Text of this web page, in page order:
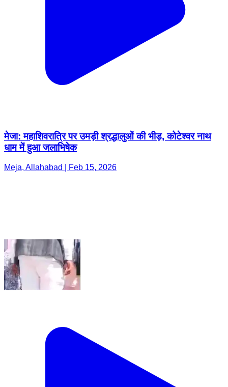
मेजा: महाशिवरात्रि पर उमड़ी श्रद्धालुओं की भीड़, कोटेश्वर नाथ
धाम में हुआ जलाभिषेक
Meja, Allahabad | Feb 15, 2026